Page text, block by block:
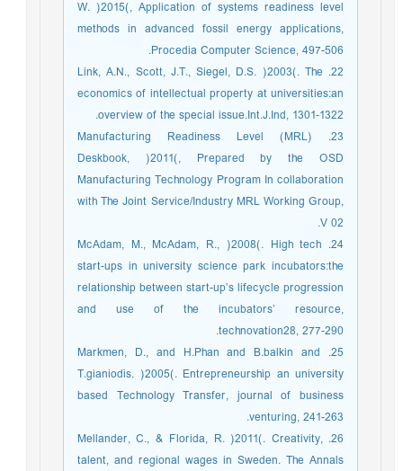
W. )2015(, Application of systems readiness level
methods in advanced fossil energy applications,
Procedia Computer Science, 497-506.
22. Link, A.N., Scott, J.T., Siegel, D.S. )2003(. The
economics of intellectual property at universities:an
overview of the special issue.Int.J.Ind, 1301-1322.
23. Manufacturing Readiness Level (MRL)
Deskbook, )2011(, Prepared by the OSD
Manufacturing Technology Program In collaboration
with The Joint Service/Industry MRL Working Group,
V 02.
24. McAdam, M., McAdam, R., )2008(. High tech
start-ups in university science park incubators:the
relationship between start-up’s lifecycle progression
and use of the incubators’ resource,
technovation28, 277-290.
25. Markmen, D., and H.Phan and B.balkin and
T.gianiodis. )2005(. Entrepreneurship an university
based Technology Transfer, journal of business
venturing, 241-263.
26. Mellander, C., & Florida, R. )2011(. Creativity,
talent, and regional wages in Sweden. The Annals